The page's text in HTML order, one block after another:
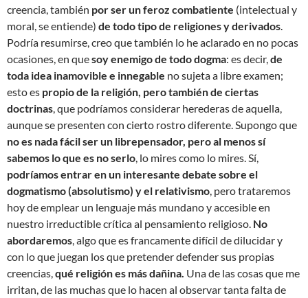
creencia, también por ser un feroz combatiente (intelectual y
moral, se entiende) de todo tipo de religiones y derivados.
Podría resumirse, creo que también lo he aclarado en no pocas
ocasiones, en quesoy enemigo de todo dogma: es decir,de
toda idea inamovible e innegable no sujeta a libre examen;
esto es propio de la religión, pero también de ciertas
doctrinas, que podríamos considerar herederas de aquella,
aunque se presenten con cierto rostro diferente. Supongo que
no es nada fácil ser un librepensador, pero al menos sí
sabemos lo que es no serlo, lo mires como lo mires. Sí,
podríamos entrar en un interesante debate sobre el
dogmatismo (absolutismo) y el relativismo, pero trataremos
hoy de emplear un lenguaje más mundano y accesible en
nuestro irreductible crítica al pensamiento religioso. No
abordaremos, algo que es francamente difícil de dilucidar y
con lo que juegan los que pretender defender sus propias
creencias,qué religión es más dañina. Una de las cosas que me
irritan, de las muchas que lo hacen al observar tanta falta de